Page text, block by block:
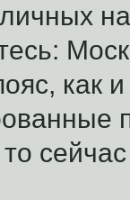
как